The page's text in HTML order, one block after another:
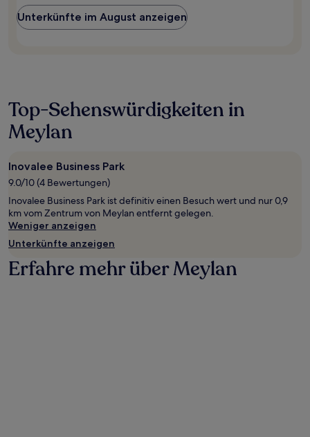
Unterkünfte im August anzeigen
Top-Sehenswürdigkeiten in
Meylan
Inovalee Business Park
9.0/10 (4 Bewertungen)
Inovalee Business Park ist definitiv einen Besuch wert und nur 0,9
km vom Zentrum von Meylan entfernt gelegen.
Weniger anzeigen
Unterkünfte anzeigen
Erfahre mehr über Meylan